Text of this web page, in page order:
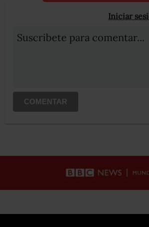
Iniciar
Suscribete para comentar...
COMENTAR